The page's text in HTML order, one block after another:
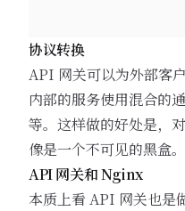
协议转换
API 网关可以为外部客
内部的服务使用混合的
等。这样做的好处是，
像是一个不可见的黑盒。
API 网关和 Nginx
本质上看 API 网关也是